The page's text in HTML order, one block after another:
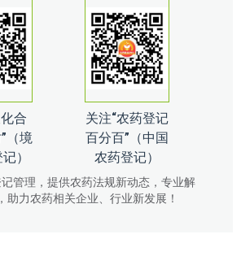
合
（境
）
关注“农药登记
百分百”（中国
农药登记）
管理，提供农药法规新动态，专业解
助力农药相关企业、行业新发展！